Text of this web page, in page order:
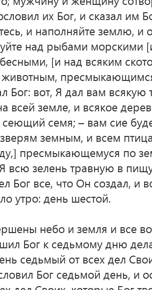
их Бог, и сказал им
и наполняйте землю, и
над рыбами морскими
[и над всяким
животным,
Бог: вот, Я дал вам
всей земле, и всякое
семя; – вам сие
земным, и всем
пресмыкающемуся по
всю зелень травную в
Бог все, что Он создал, и
утро: день шестой.
небо и земля и все
Бог к седьмому дню
седьмый от всех дел
Бог седьмой день, и